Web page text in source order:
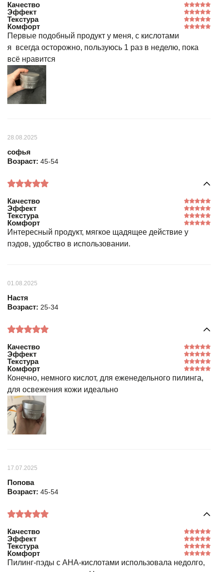
Качество
Эффект
Текстура
Комфорт
Первые подобный продукт у меня, с кислотами
я всегда осторожно, пользуюсь 1 раз в неделю, пока
всё нравится
28.08.2025
софья
Возраст: 45-54
Качество
Эффект
Текстура
Комфорт
Интересный продукт, мягкое щадящее действие у
пэдов, удобство в использовании.
01.08.2025
Настя
Возраст: 25-34
Качество
Эффект
Текстура
Комфорт
Конечно, немного кислот, для еженедельного пилинга,
для освежения кожи идеально
17.07.2025
Попова
Возраст: 45-54
Качество
Эффект
Текстура
Комфорт
Пилинг-пэды с АНА-кислотами использовала недолго,